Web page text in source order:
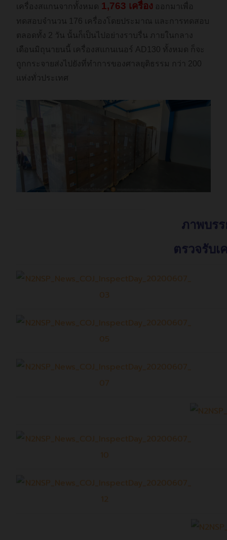
เครื่องสแกนจากทั้งหมด 1,763 เครื่อง ออกมาเพื่อ
ทดสอบจำนวน 176 เครื่องโดยประมาณ และการทดสอบ
ตลอดทั้ง 2 วัน นั้นก็เป็นไปอย่างราบรื่น ภายในกลาง
เดือนมิถุนายนนี้ เครื่องสแกนเนอร์ AD130 ทั้งหมด ก็จะ
ถูกกระจายส่งไปยังที่ทำการของศาลยุติธรรม กว่า 200
แห่งทั่วประเทศ
ภาพบร
ตรวจรับเ